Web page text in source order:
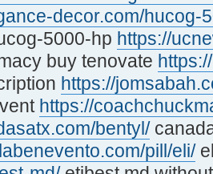
decor.com/hucog-
5000-hp https://
buy tenovate
https://
https://
bentyl/
pill/eli/